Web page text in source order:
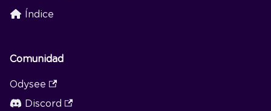
Índice
Comunidad
Odysee
Discord